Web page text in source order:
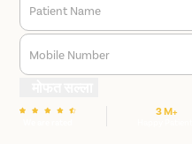
Patient Name
Mobile Number
3 M+